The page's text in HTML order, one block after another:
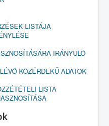
LISTÁJA
IRÁNYULÓ
KÖZÉRDEKŰ ADATOK
LISTA